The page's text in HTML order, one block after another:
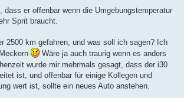
dass er offenbar wenn die Umgebungstemperatur
Sprit braucht.
2500 km gefahren, und was soll ich sagen? Ich
Wäre ja auch traurig wenn es anders
wurde mir mehrmals gesagt, dass der i30
ist, und offenbar für einige Kollegen und
wert ist, sollte ein neues Auto anstehen.